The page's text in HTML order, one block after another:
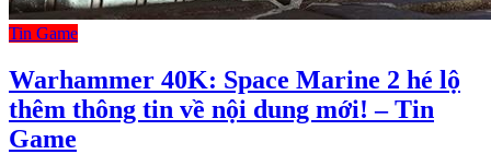
Tin Game
Warhammer 40K: Space Marine 2 hé lộ
thêm thông tin về nội dung mới! – Tin
Game